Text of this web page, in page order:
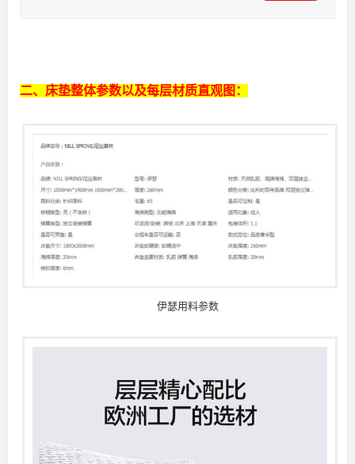
二、床垫整体参数以及每层材质直观图：
伊瑟用料参数